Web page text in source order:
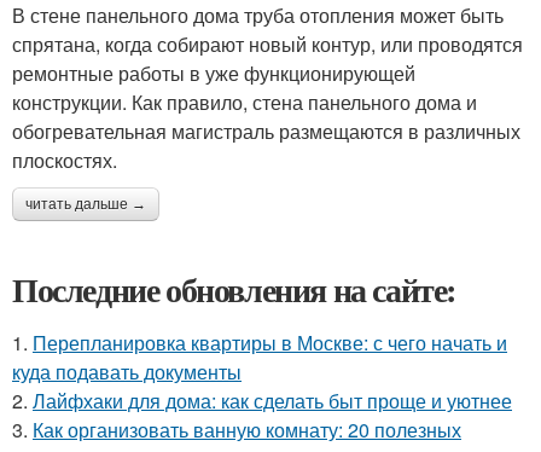
В стене панельного дома труба отопления может быть
спрятана, когда собирают новый контур, или проводятся
ремонтные работы в уже функционирующей
конструкции. Как правило, стена панельного дома и
обогревательная магистраль размещаются в различных
плоскостях.
читать дальше →
Последние обновления на сайте:
1. Перепланировка квартиры в Москве: с чего начать и
куда подавать документы
2. Лайфхаки для дома: как сделать быт проще и уютнее
3. Как организовать ванную комнату: 20 полезных